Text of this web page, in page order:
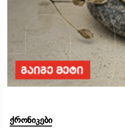
ქრონიკები